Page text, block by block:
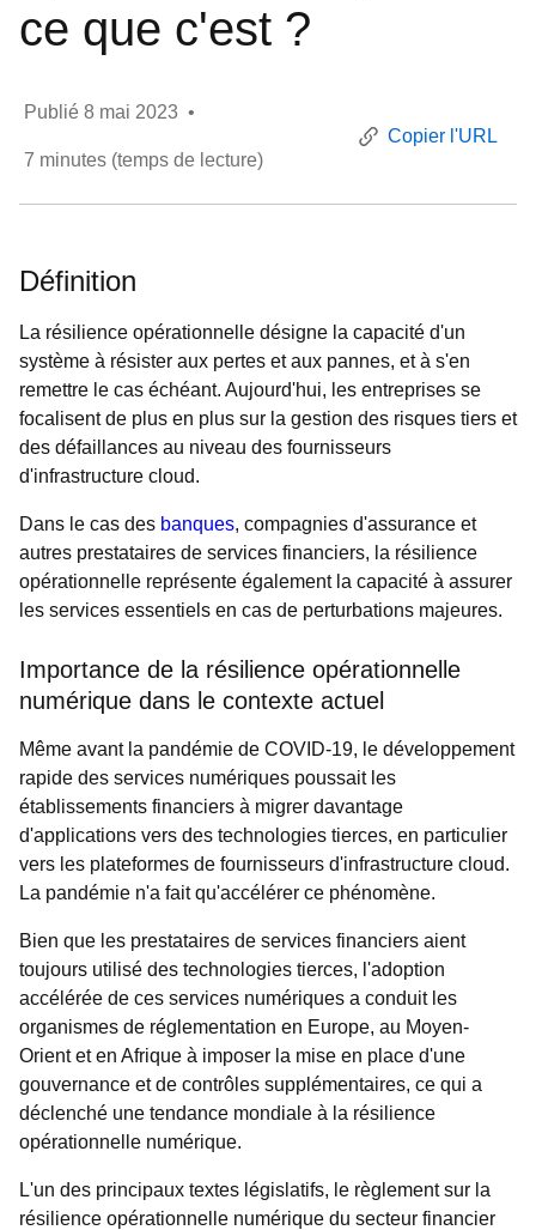
ce que c'est ?
Publié 8 mai 2023 •
7 minutes (temps de lecture)
Copier l'URL
Définition
La résilience opérationnelle désigne la capacité d'un
système à résister aux pertes et aux pannes, et à s'en
remettre le cas échéant. Aujourd'hui, les entreprises se
focalisent de plus en plus sur la gestion des risques tiers et
des défaillances au niveau des fournisseurs
d'infrastructure cloud.
Dans le cas des banques, compagnies d'assurance et
autres prestataires de services financiers, la résilience
opérationnelle représente également la capacité à assurer
les services essentiels en cas de perturbations majeures.
Importance de la résilience opérationnelle
numérique dans le contexte actuel
Même avant la pandémie de COVID-19, le développement
rapide des services numériques poussait les
établissements financiers à migrer davantage
d'applications vers des technologies tierces, en particulier
vers les plateformes de fournisseurs d'infrastructure cloud.
La pandémie n'a fait qu'accélérer ce phénomène.
Bien que les prestataires de services financiers aient
toujours utilisé des technologies tierces, l'adoption
accélérée de ces services numériques a conduit les
organismes de réglementation en Europe, au Moyen-
Orient et en Afrique à imposer la mise en place d'une
gouvernance et de contrôles supplémentaires, ce qui a
déclenché une tendance mondiale à la résilience
opérationnelle numérique.
L'un des principaux textes législatifs, le règlement sur la
résilience opérationnelle numérique du secteur financier